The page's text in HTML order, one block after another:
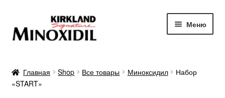
к
навигации
к
содержимому
Меню
О продукте
Главная Shop Все товары Миноксидил
Набор
«START»